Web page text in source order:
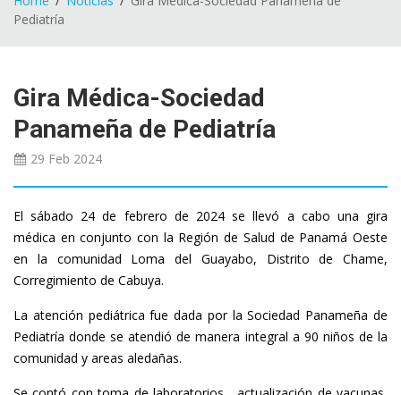
Pediatría
Gira Médica-Sociedad
Panameña de Pediatría
29 Feb 2024
El sábado 24 de febrero de 2024 se llevó a cabo una gira
médica en conjunto con la Región de Salud de Panamá Oeste
en la comunidad Loma del Guayabo, Distrito de Chame,
Corregimiento de Cabuya.
La atención pediátrica fue dada por la Sociedad Panameña de
Pediatría donde se atendió de manera integral a 90 niños de la
comunidad y areas aledañas.